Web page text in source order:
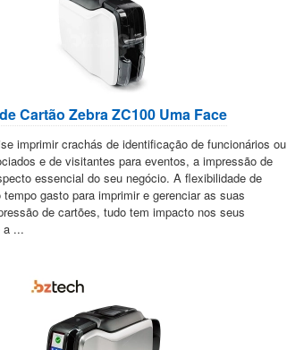
Cartão Zebra ZC100 Uma Face
imprimir crachás de identificação de funcionários ou
e de visitantes para eventos, a impressão de
essencial do seu negócio. A flexibilidade de
gasto para imprimir e gerenciar as suas
de cartões, tudo tem impacto nos seus
a ...